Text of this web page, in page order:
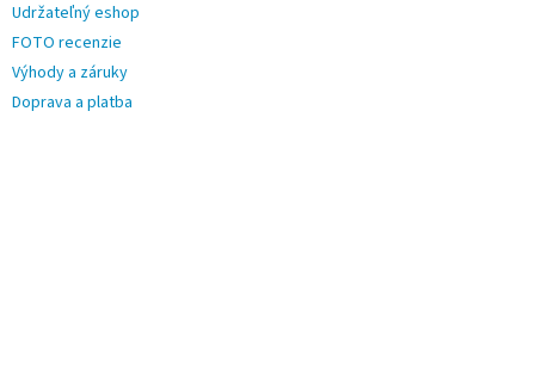
Udržateľný eshop
FOTO recenzie
Výhody a záruky
Doprava a platba